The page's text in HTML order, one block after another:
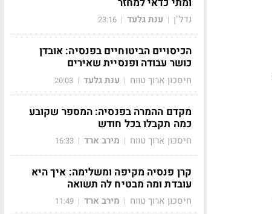
נדל"ן | ענת גלעד |
23:16
הכיסויים הביטוחיים בפנסיה: אובדן
כושר עבודה ופנסיית שאירים
חיסכון ארוך טווח | ענת גלעד |
20:03
מקדם ההמרה בפנסיה: המספר שקובע
כמה תקבלו בכל חודש
חיסכון ארוך טווח | מירב ארד |
16:33
קרן פנסיה מקיפה ומשלימה: איך היא
עובדת ומה מבטיח לה תשואה
חיסכון ארוך טווח | מירב ארד |
11:49